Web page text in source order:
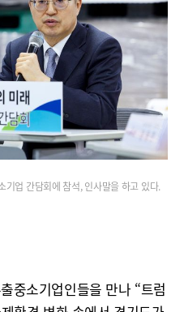
업 간담회에 참석, 인사말을 하고 있다.
중소기업인들을 만나 “트럼